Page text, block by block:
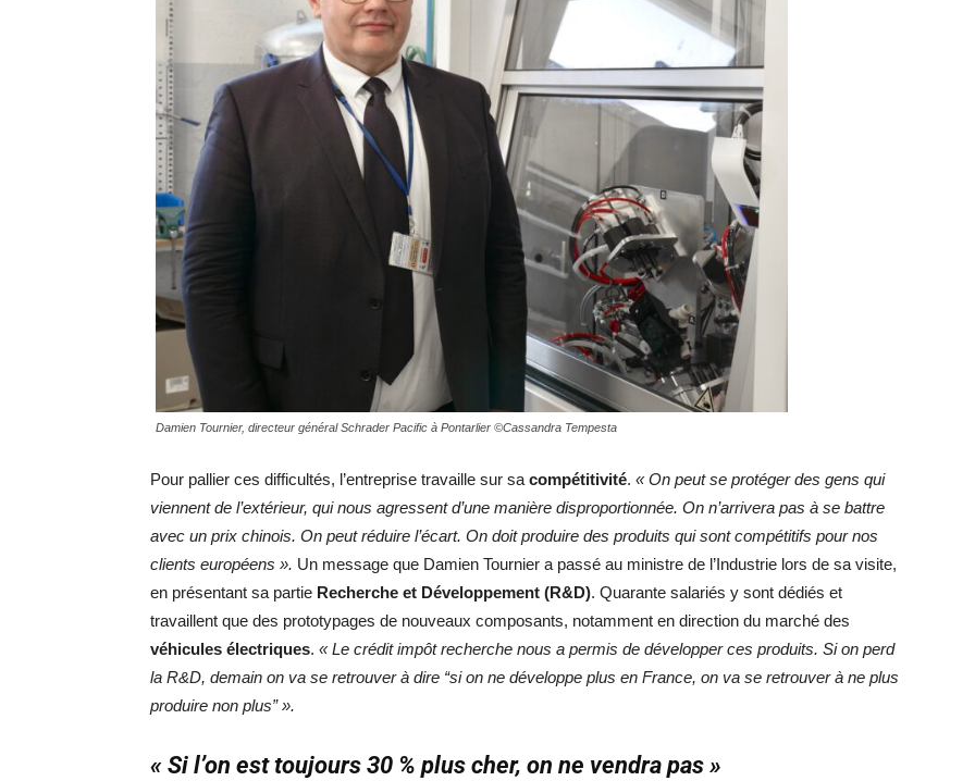
Damien Tournier, directeur général Schrader Pacific à Pontarlier ©Cassandra Tempesta
Pour pallier ces difficultés, l’entreprise travaille sur sa compétitivité. « On peut se protéger des gens qui
viennent de l’extérieur, qui nous agressent d’une manière disproportionnée. On n’arrivera pas à se battre
avec un prix chinois. On peut réduire l’écart. On doit produire des produits qui sont compétitifs pour nos
clients européens ». Un message que Damien Tournier a passé au ministre de l’Industrie lors de sa visite,
en présentant sa partie Recherche et Développement (R&D). Quarante salariés y sont dédiés et
travaillent que des prototypages de nouveaux composants, notamment en direction du marché des
véhicules électriques. « Le crédit impôt recherche nous a permis de développer ces produits. Si on perd
la R&D, demain on va se retrouver à dire “si on ne développe plus en France, on va se retrouver à ne plus
produire non plus” ».
« Si l’on est toujours 30 % plus cher, on ne vendra pas »